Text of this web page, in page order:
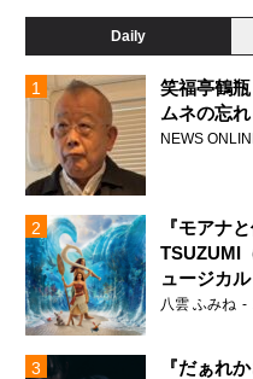
Daily
笑福亭鶴
ムネの忘
NEWS
『モアナ
TSUZUMI
ュージカ
声を響か
八雲 ふみね
『だぁれ